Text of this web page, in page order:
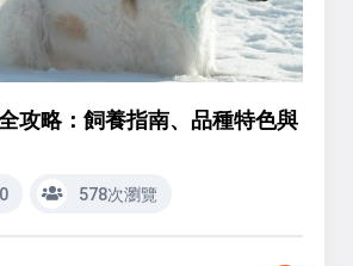
攻略：飼養指南、品種特色與
578次瀏覽